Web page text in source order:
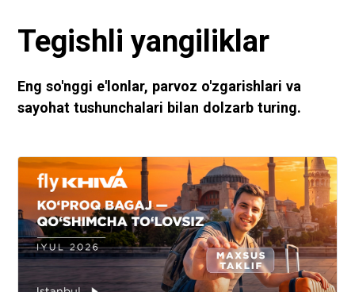
Tegishli yangiliklar
Eng so'nggi e'lonlar, parvoz o'zgarishlari va
sayohat tushunchalari bilan dolzarb turing.